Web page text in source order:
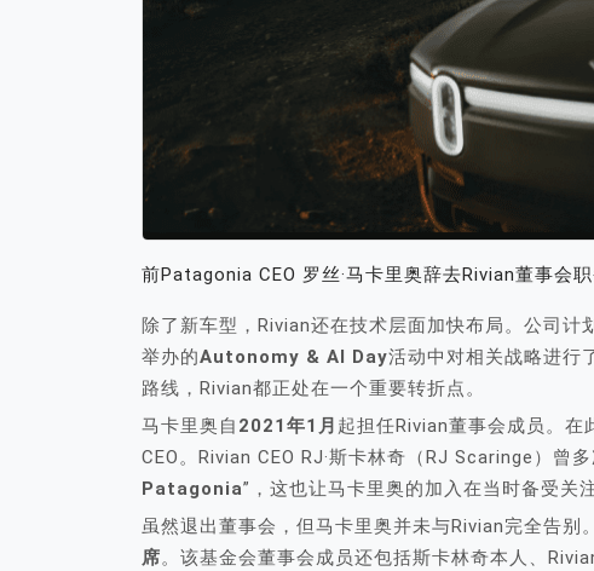
前Patagonia CEO 罗丝·马卡里奥辞去Rivian董事会
除了新车型，Rivian还在技术层面加快布局。公司
举办的Autonomy & AI Day活动中对相关战略进行
路线，Rivian都正处在一个重要转折点。
马卡里奥自 2021年1月 起担任Rivian董事会成员。
CEO。Rivian CEO RJ·斯卡林奇（RJ Scaringe）曾
Patagonia”，这也让马卡里奥的加入在当时备受关注
虽然退出董事会，但马卡里奥并未与Rivian完全告别
席。该基金会董事会成员还包括斯卡林奇本人、